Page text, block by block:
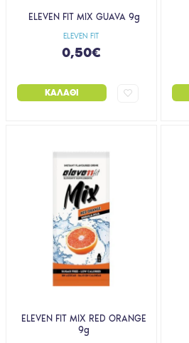
ELEVEN FIT
ELEVEN FIT MIX GUAVA 9g
0,50€
ΚΑΛΆΘΙ
ELEVEN FIT MIX RED ORANGE
9g